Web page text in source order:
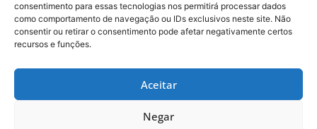
consentimento para essas tecnologias nos permitirá processar dados
como comportamento de navegação ou IDs exclusivos neste site. Não
consentir ou retirar o consentimento pode afetar negativamente certos
recursos e funções.
Aceitar
Negar
MAIS NOTÍCIAS